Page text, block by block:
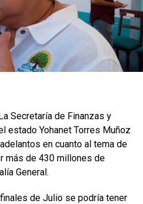
Secretaría de Finanzas y
estado Yohanet Torres Muñoz
en cuanto al tema de
más de 430 millones de
General.
de Julio se podría tener